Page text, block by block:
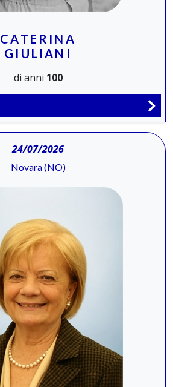
CATERINA
GIULIANI
di anni 100
24/07/2026
Novara (NO)